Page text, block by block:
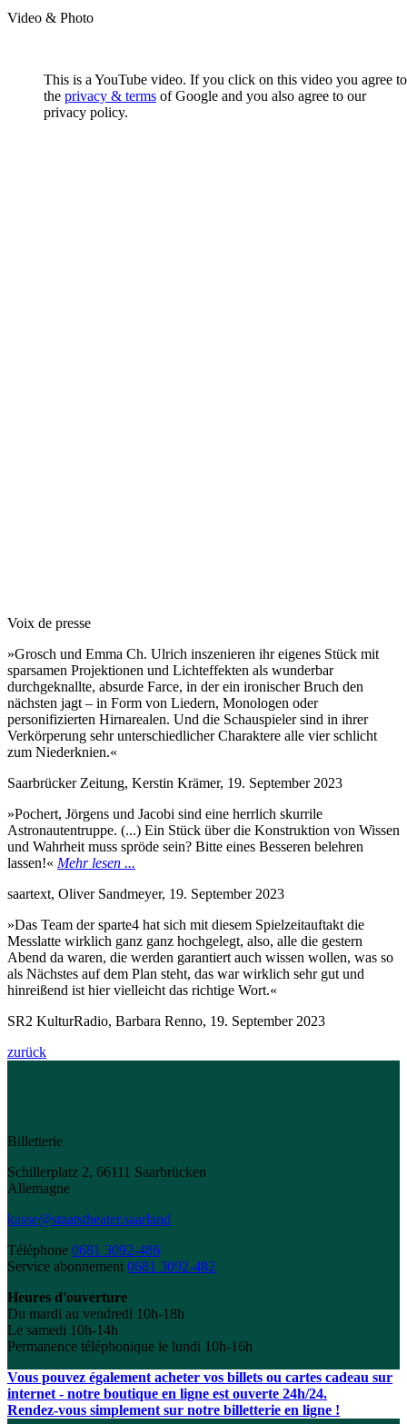
Video & Photo
This is a YouTube video. If you click on this video you agree to
the privacy & terms of Google and you also agree to our
privacy policy.
Voix de presse
»Grosch und Emma Ch. Ulrich inszenieren ihr eigenes Stück mit
sparsamen Projektionen und Lichteffekten als wunderbar
durchgeknallte, absurde Farce, in der ein ironischer Bruch den
nächsten jagt – in Form von Liedern, Monologen oder
personifizierten Hirnarealen. Und die Schauspieler sind in ihrer
Verkörperung sehr unterschiedlicher Charaktere alle vier schlicht
zum Niederknien.«
Saarbrücker Zeitung, Kerstin Krämer, 19. September 2023
»Pochert, Jörgens und Jacobi sind eine herrlich skurrile
Astronautentruppe. (...) Ein Stück über die Konstruktion von Wissen
und Wahrheit muss spröde sein? Bitte eines Besseren belehren
lassen!« Mehr lesen ...
saartext, Oliver Sandmeyer, 19. September 2023
»Das Team der sparte4 hat sich mit diesem Spielzeitauftakt die
Messlatte wirklich ganz ganz hochgelegt, also, alle die gestern
Abend da waren, die werden garantiert auch wissen wollen, was so
als Nächstes auf dem Plan steht, das war wirklich sehr gut und
hinreißend ist hier vielleicht das richtige Wort.«
SR2 KulturRadio, Barbara Renno, 19. September 2023
zurück
Billetterie
Schillerplatz 2, 66111 Saarbrücken
Allemagne
kasse@staatstheater.saarland
Téléphone 0681 3092-486
Service abonnement 0681 3092-482
Heures d'ouverture
Du mardi au vendredi 10h-18h
Le samedi 10h-14h
Permanence téléphonique le lundi 10h-16h
Vous pouvez également acheter vos billets ou cartes cadeau sur
internet - notre boutique en ligne est ouverte 24h/24.
Rendez-vous simplement sur notre billetterie en ligne !